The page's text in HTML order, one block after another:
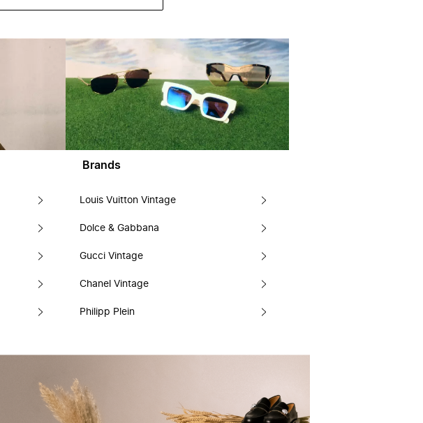
Brands
Louis Vuitton Vintage
Dolce & Gabbana
Gucci Vintage
Chanel Vintage
Philipp Plein